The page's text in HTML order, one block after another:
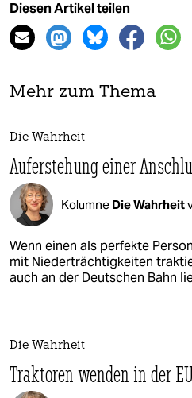
Diesen Artikel teilen
Mehr zum Thema
Die Wahrheit
Auferstehung einer
Kolumne Die Wahrheit
Wenn einen als perfekte
mit Niederträchtigkeiten
auch an der Deutschen Bahn
Die Wahrheit
Traktoren wenden in der